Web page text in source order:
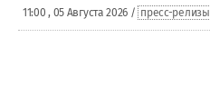
11:00 , 05 Августа 2026 / пресс-релизы